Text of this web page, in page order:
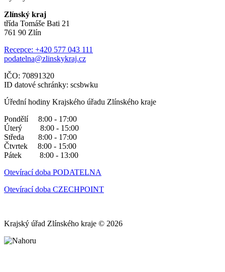
Zlínský kraj
třída Tomáše Bati 21
761 90 Zlín
Recepce: +420 577 043 111
podatelna@zlinskykraj.cz
IČO: 70891320
ID datové schránky: scsbwku
Úřední hodiny Krajského úřadu Zlínského kraje
Pondělí 8:00 - 17:00
Úterý 8:00 - 15:00
Středa 8:00 - 17:00
Čtvrtek 8:00 - 15:00
Pátek 8:00 - 13:00
Otevírací doba PODATELNA
Otevírací doba CZECHPOINT
Krajský úřad Zlínského kraje © 2026